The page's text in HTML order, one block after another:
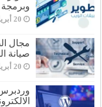
وبرمجة
20 أبريل، 2020
صيانة
20 أبريل، 2020